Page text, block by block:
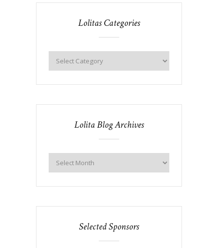
Lolitas Categories
Lolita Blog Archives
Selected Sponsors